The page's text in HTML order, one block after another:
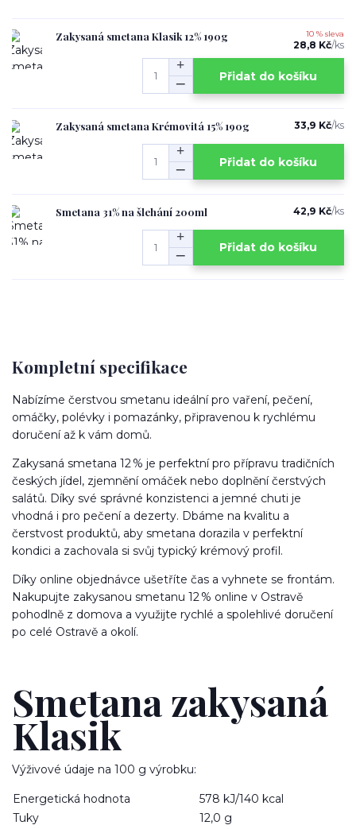
Zakysaná smetana Klasik 12% 190g 10 % sleva
28,8 Kč/ks
Přidat do košíku
Zakysaná smetana Krémovitá 15% 190g 33,9 Kč/ks
Přidat do košíku
Smetana 31% na šlehání 200ml 42,9 Kč/ks
Přidat do košíku
Kompletní specifikace
Nabízíme čerstvou smetanu ideální pro vaření, pečení,
omáčky, polévky i pomazánky, připravenou k rychlému
doručení až k vám domů.
Zakysaná smetana 12 % je perfektní pro přípravu tradičních
českých jídel, zjemnění omáček nebo doplnění čerstvých
salátů. Díky své správné konzistenci a jemné chuti je
vhodná i pro pečení a dezerty. Dbáme na kvalitu a
čerstvost produktů, aby smetana dorazila v perfektní
kondici a zachovala si svůj typický krémový profil.
Díky online objednávce ušetříte čas a vyhnete se frontám.
Nakupujte zakysanou smetanu 12 % online v Ostravě
pohodlně z domova a využijte rychlé a spolehlivé doručení
po celé Ostravě a okolí.
Smetana zakysaná
Klasik
Výživové údaje na 100 g výrobku:
Energetická hodnota
578 kJ/140 kcal
Tuky
12,0 g